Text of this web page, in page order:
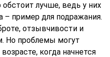
лучше, ведь у них
– пример для подражания.
отзывчивости и
Но проблемы могут
когда начнется